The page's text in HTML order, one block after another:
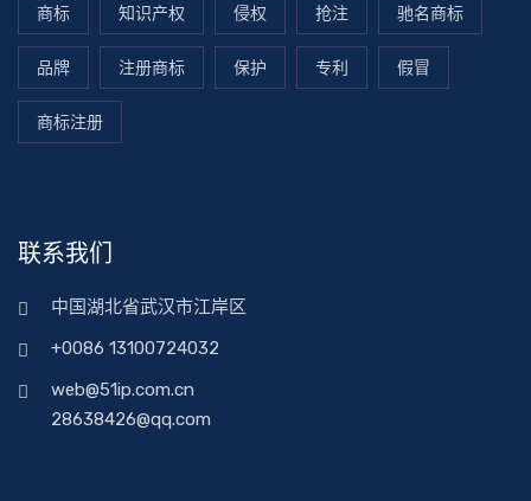
商标 知识产权 侵权 抢注 驰名商标
品牌 注册商标 保护 专利 假冒
商标注册
联系我们
中国湖北省武汉市江岸区
+0086 13100724032
web@51ip.com.cn
28638426@qq.com